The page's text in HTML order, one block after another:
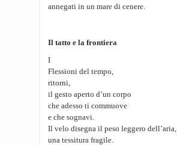
annegati in un mare di cenere.
Il tatto e la frontiera
I
Flessioni del tempo,
ritorni,
il gesto aperto d’un corpo
che adesso ti commuove
e che sognavi.
Il velo disegna il peso leggero dell’aria,
una tessitura fragile.